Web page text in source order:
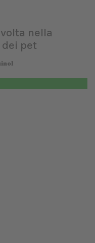
nella
pet